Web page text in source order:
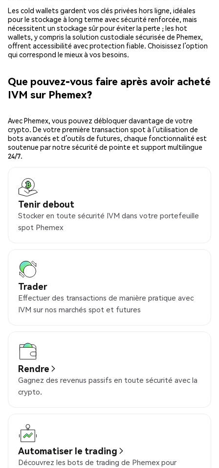
Les cold wallets gardent vos clés privées hors ligne, idéales
pour le stockage à long terme avec sécurité renforcée, mais
nécessitent un stockage sûr pour éviter la perte ; les hot
wallets, y compris la solution custodiale sécurisée de Phemex,
offrent accessibilité avec protection fiable. Choisissez l’option
qui correspond le mieux à vos besoins.
Que pouvez-vous faire après avoir acheté
IVM sur Phemex?
Avec Phemex, vous pouvez débloquer davantage de votre
crypto. De votre première transaction spot à l’utilisation de
bots avancés et d’outils de futures, chaque fonctionnalité est
soutenue par notre sécurité de pointe et support multilingue
24/7.
Tenir debout
Stocker en toute sécurité IVM dans votre portefeuille
spot Phemex
Trader
Effectuer des transactions de manière pratique avec
IVM sur nos marchés spot et futures
Rendre
Gagnez des revenus passifs en toute sécurité avec la
crypto.
Automatiser le trading
Découvrez les bots de trading de Phemex pour